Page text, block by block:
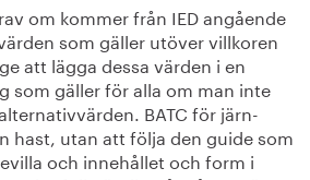
om kommer från IED angående
som gäller utöver villkoren
att lägga dessa värden i en
som gäller för alla om man inte
BATC för järn-
hast, utan att följa den guide som
och innehållet och form i